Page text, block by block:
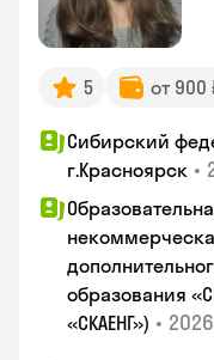
5 от 900
Сибирский
г.Красноярск •
образования
«СКАЕНГ») •